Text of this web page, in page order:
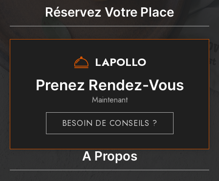
A Propos
Réservez Votre Place
LAPOLLO
Prenez Rendez-Vous
Maintenant
BESOIN DE CONSEILS ?